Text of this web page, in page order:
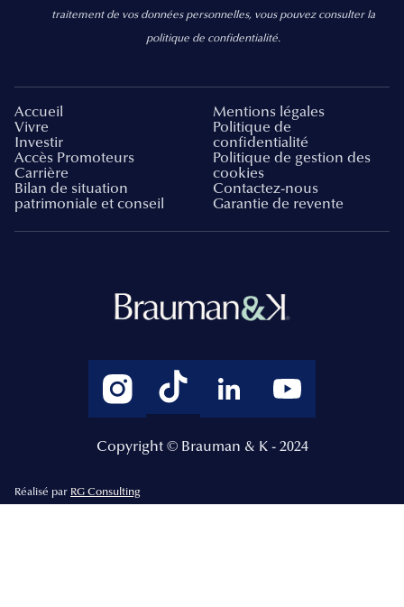
traitement de vos données personnelles, vous pouvez consulter la
politique de confidentialité.
Accueil
Vivre
Investir
Accès Promoteurs
Carrière
Bilan de situation
patrimoniale et conseil
Mentions légales
Politique de
confidentialité
Politique de gestion des
cookies
Contactez-nous
Garantie de revente
Copyright © Brauman & K - 2024
Réalisé par RG Consulting